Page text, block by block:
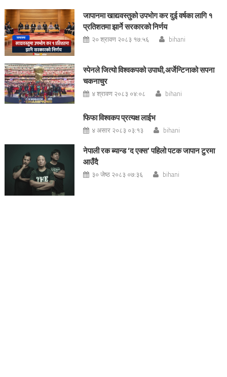
जापानमा खाद्यवस्तुको उपभोग कर दुई वर्षका लागि १
प्रतिशतमा झार्ने सरकारको निर्णय
२० श्रावण २०८३ १७:५६ bihani
स्पेनले जित्यो विश्वकपको उपाधी,अर्जेन्टिनाको सपना
चकनाचुर
४ श्रावण २०८३ ०४:०८ bihani
फिफा विश्वकप प्रत्यक्ष लाईभ
४ असार २०८३ ०३:१३ bihani
नेपाली रक ब्यान्ड ‘द एक्स’ पहिलो पटक जापान टुरमा
आउँदै
३० जेष्ठ २०८३ ०७:३६ bihani